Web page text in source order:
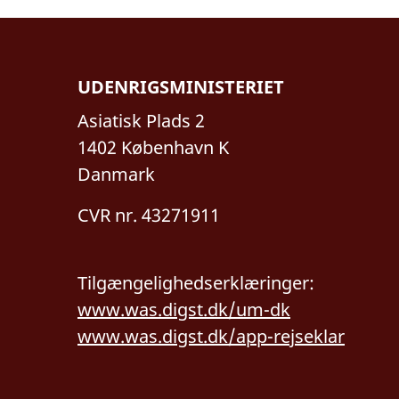
UDENRIGSMINISTERIET
Asiatisk Plads 2
1402 København K
Danmark
CVR nr. 43271911
Tilgængelighedserklæringer:
www.was.digst.dk/um-dk
www.was.digst.dk/app-rejseklar